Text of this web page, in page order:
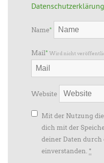
Datenschutzerklärung
Name*
Mail* Wird nicht
Website
Mit der Nutzung
dich mit der
deiner Daten durch
einverstanden. *